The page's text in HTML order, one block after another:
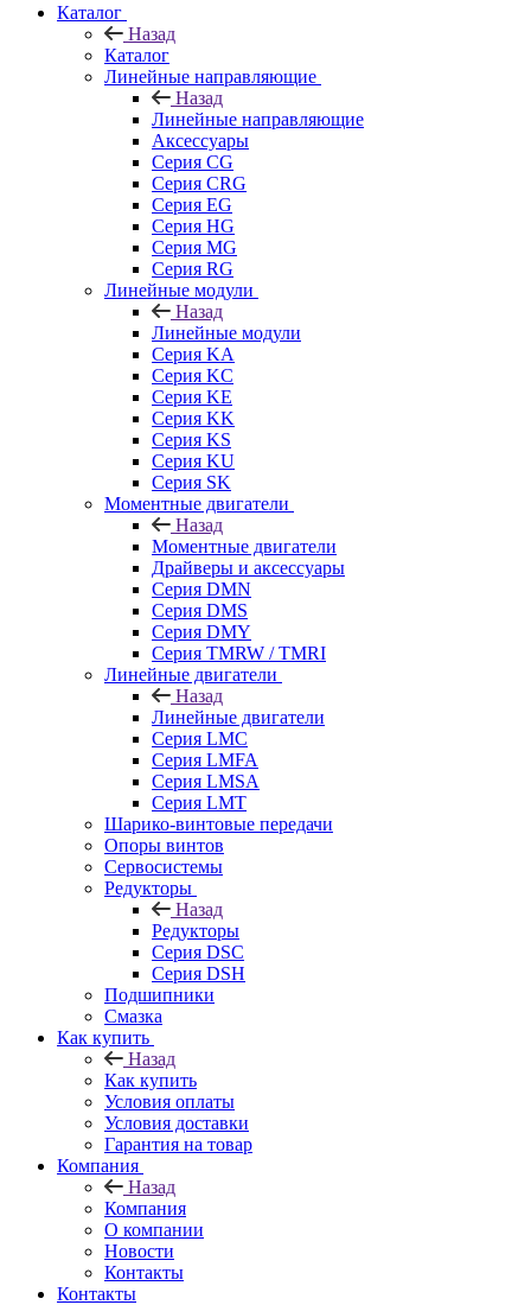
Каталог
Назад
Каталог
Линейные направляющие
Назад
Линейные направляющие
Аксессуары
Серия CG
Серия CRG
Серия EG
Серия HG
Серия MG
Серия RG
Линейные модули
Назад
Линейные модули
Серия KA
Серия KC
Серия KE
Серия KK
Серия KS
Серия KU
Серия SK
Моментные двигатели
Назад
Моментные двигатели
Драйверы и аксессуары
Серия DMN
Серия DMS
Серия DMY
Серия TMRW / TMRI
Линейные двигатели
Назад
Линейные двигатели
Серия LMC
Серия LMFA
Серия LMSA
Серия LMT
Шарико-винтовые передачи
Опоры винтов
Сервосистемы
Редукторы
Назад
Редукторы
Серия DSC
Серия DSH
Подшипники
Смазка
Как купить
Назад
Как купить
Условия оплаты
Условия доставки
Гарантия на товар
Компания
Назад
Компания
О компании
Новости
Контакты
Контакты